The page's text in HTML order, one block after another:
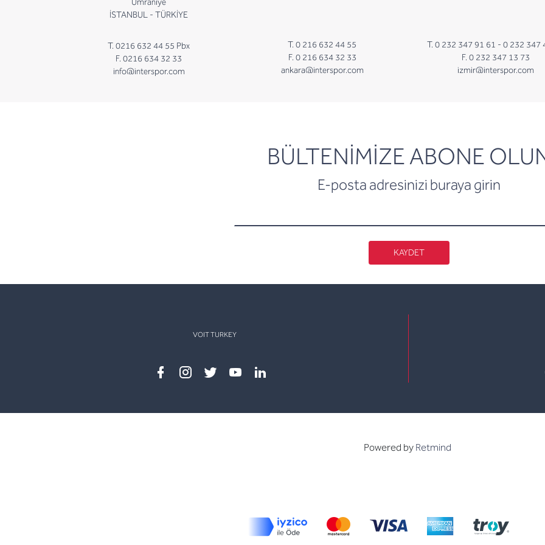
İSTANBUL - TÜRKİYE
T. 0216 632 44 55 Pbx
F. 0216 634 32 33
info@interspor.com
T. 0 216 632 44 55
F. 0 216 634 32 33
ankara@interspor.com
T. 0 232 347 91 61 - 0 232 347
F. 0 232 347 13 73
izmir@interspor.com
BÜLTENİMİZE ABONE
E-posta adresinizi buraya girin
newsletter
KAYDET
VOIT TURKEY
Powered by Retmind